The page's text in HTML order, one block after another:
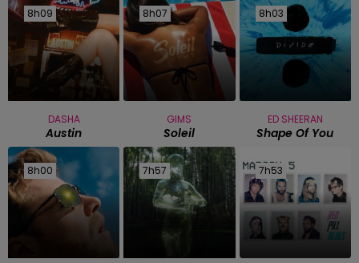
8h09
8h09
DASHA
Austin
8h07
8h07
GIMS
Soleil
8h03
8h03
ED SHEERAN
Shape Of You
8h00
8h00 7h57
7h57 7h53
7h53